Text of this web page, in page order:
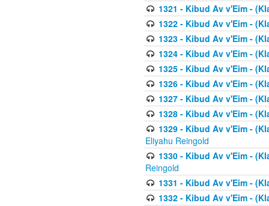
1321 - Kibud Av v'Eim -
1322 - Kibud Av v'Eim -
1323 - Kibud Av v'Eim -
1324 - Kibud Av v'Eim -
1325 - Kibud Av v'Eim -
1326 - Kibud Av v'Eim -
1327 - Kibud Av v'Eim -
1328 - Kibud Av v'Eim -
1329 - Kibud Av v'Eim -
Eliyahu Reingold
1330 - Kibud Av v'Eim -
Reingold
1331 - Kibud Av v'Eim -
1332 - Kibud Av v'Eim -